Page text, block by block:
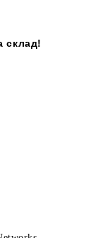
склад!